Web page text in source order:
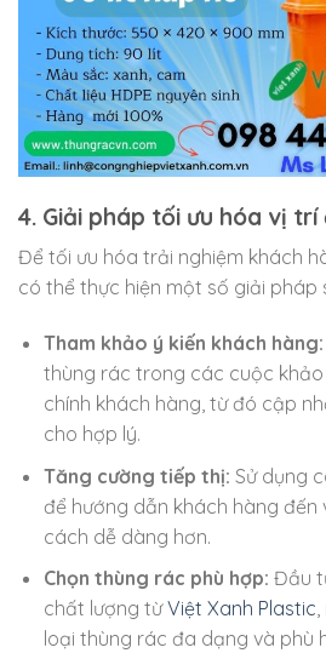
4. Giải pháp tối ưu hóa vị
Để tối ưu hóa trải nghiệm khách
có thể thực hiện một số giải pháp
Tham khảo ý kiến khách hàng:
thùng rác trong các cuộc
chính khách hàng, từ đó cập
cho hợp lý.
Tăng cường tiếp thị: Sử dụng
để hướng dẫn khách hàng
cách dễ dàng hơn.
Chọn thùng rác phù hợp: Đầu
chất lượng từViệt Xanh Plastic
loại thùng rác đa dạng và phù